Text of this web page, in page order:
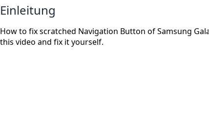
Einleitung
How to fix scratched Navigation Button of Samsung
this video and fix it yourself.